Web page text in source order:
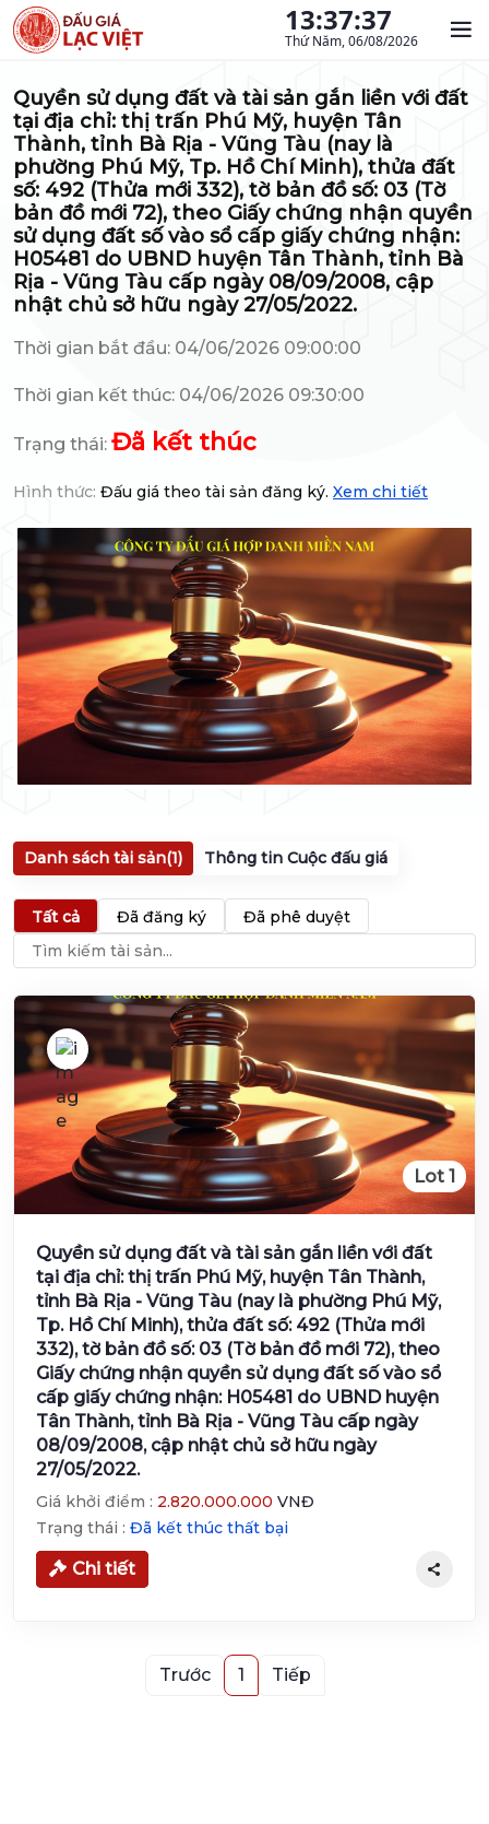
13:37:38
Thứ Năm, 06/08/2026
Quyền sử dụng đất và tài sản gắn liền với đất
tại địa chỉ: thị trấn Phú Mỹ, huyện Tân
Thành, tỉnh Bà Rịa - Vũng Tàu (nay là
phường Phú Mỹ, Tp. Hồ Chí Minh), thửa đất
số: 492 (Thửa mới 332), tờ bản đồ số: 03 (Tờ
bản đồ mới 72), theo Giấy chứng nhận quyền
sử dụng đất số vào sổ cấp giấy chứng nhận:
H05481 do UBND huyện Tân Thành, tỉnh Bà
Rịa - Vũng Tàu cấp ngày 08/09/2008, cập
nhật chủ sở hữu ngày 27/05/2022.
Thời gian bắt đầu: 04/06/2026 09:00:00
Thời gian kết thúc: 04/06/2026 09:30:00
Trạng thái: Đã kết thúc
Hình thức: Đấu giá theo tài sản đăng ký. Xem chi tiết
Danh sách tài sản(1) Thông tin Cuộc đấu giá
Tất cả Đã đăng ký Đã phê duyệt
Lot 1
Quyền sử dụng đất và tài sản gắn liền với đất
tại địa chỉ: thị trấn Phú Mỹ, huyện Tân Thành,
tỉnh Bà Rịa - Vũng Tàu (nay là phường Phú Mỹ,
Tp. Hồ Chí Minh), thửa đất số: 492 (Thửa mới
332), tờ bản đồ số: 03 (Tờ bản đồ mới 72), theo
Giấy chứng nhận quyền sử dụng đất số vào sổ
cấp giấy chứng nhận: H05481 do UBND huyện
Tân Thành, tỉnh Bà Rịa - Vũng Tàu cấp ngày
08/09/2008, cập nhật chủ sở hữu ngày
27/05/2022.
Giá khởi điểm : 2.820.000.000 VNĐ
Trạng thái : Đã kết thúc thất bại
Chi tiết
Trước 1 Tiếp